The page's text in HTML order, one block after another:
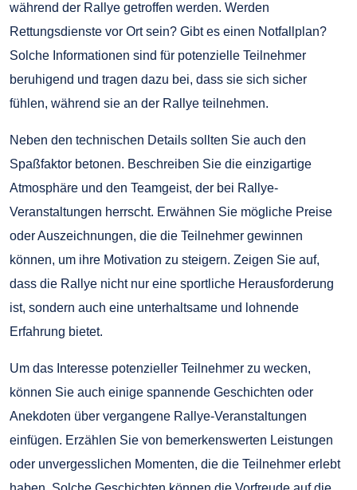
während der Rallye getroffen werden. Werden
Rettungsdienste vor Ort sein? Gibt es einen Notfallplan?
Solche Informationen sind für potenzielle Teilnehmer
beruhigend und tragen dazu bei, dass sie sich sicher
fühlen, während sie an der Rallye teilnehmen.
Neben den technischen Details sollten Sie auch den
Spaßfaktor betonen. Beschreiben Sie die einzigartige
Atmosphäre und den Teamgeist, der bei Rallye-
Veranstaltungen herrscht. Erwähnen Sie mögliche Preise
oder Auszeichnungen, die die Teilnehmer gewinnen
können, um ihre Motivation zu steigern. Zeigen Sie auf,
dass die Rallye nicht nur eine sportliche Herausforderung
ist, sondern auch eine unterhaltsame und lohnende
Erfahrung bietet.
Um das Interesse potenzieller Teilnehmer zu wecken,
können Sie auch einige spannende Geschichten oder
Anekdoten über vergangene Rallye-Veranstaltungen
einfügen. Erzählen Sie von bemerkenswerten Leistungen
oder unvergesslichen Momenten, die die Teilnehmer erlebt